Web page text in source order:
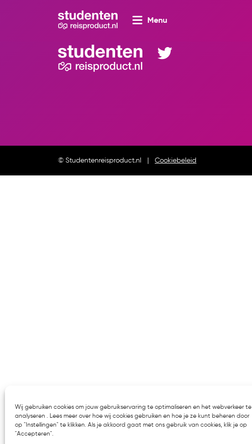
Wij gebruiken cookies om jouw gebruikservaring te optimaliseren en het webverkeer te
analyseren . Lees meer over hoe wij cookies gebruiken en hoe je ze kunt beheren door
op "Instellingen" te klikken. Als je akkoord gaat met ons gebruik van cookies, klik je op
"Accepteren".
Menu
© Studentenreisproduct.nl Cookiebeleid